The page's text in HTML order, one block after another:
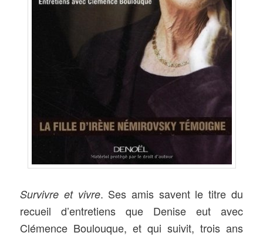
Survivre et vivre. Ses amis savent le titre du
recueil d’entretiens que Denise eut avec
Clémence Boulouque, et qui suivit, trois ans